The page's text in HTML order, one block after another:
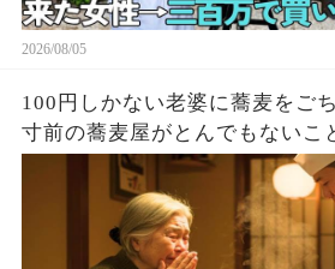
2026/08/05
100円しかない老婆に蕎麦をご
寸前の蕎麦屋がとんでもないこ